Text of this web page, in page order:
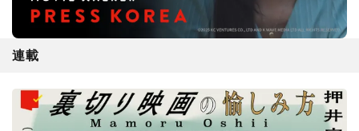
連載